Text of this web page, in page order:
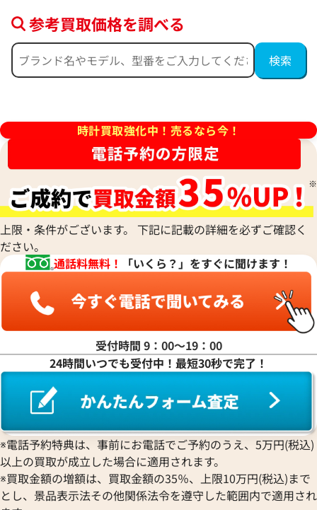
ィリップ ゴンドーロ
ルバー
日時点の参考買取価格です
パテックフィリップ ゴンドー
参考買取価格
3,121,000円
※2026年3月9日時点の参考買
ィリップ ゴンドーロ
格
合わせください
パティックフィリップ ゴンド
001
参考買取価格
参考買取価格を調べる
時計買取強化中！売るなら今！
上限・条件がございます。 下記に記載の詳細を必ずご確認く
ださい。
通話料無料！
「いくら？」をすぐに聞けます！
受付時間 9：00〜19：00
24時間いつでも受付中！最短30秒で完了！
※電話予約特典は、事前にお電話でご予約のうえ、5万円(税込)
以上の買取が成立した場合に適用されます。
※買取金額の増額は、買取金額の35％、上限10万円(税込)まで
とし、景品表示法その他関係法令を遵守した範囲内で適用され